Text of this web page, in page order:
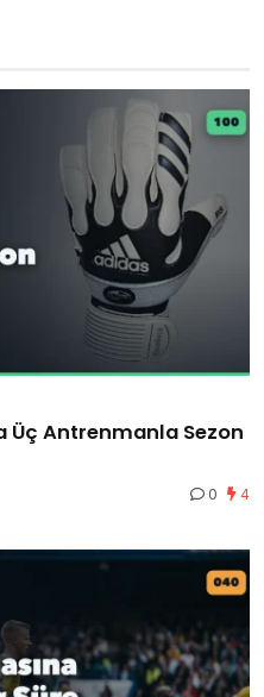
Üç Antrenmanla Sezon
0 4